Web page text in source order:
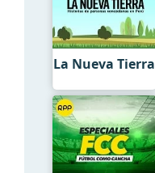
La Nueva Tierra